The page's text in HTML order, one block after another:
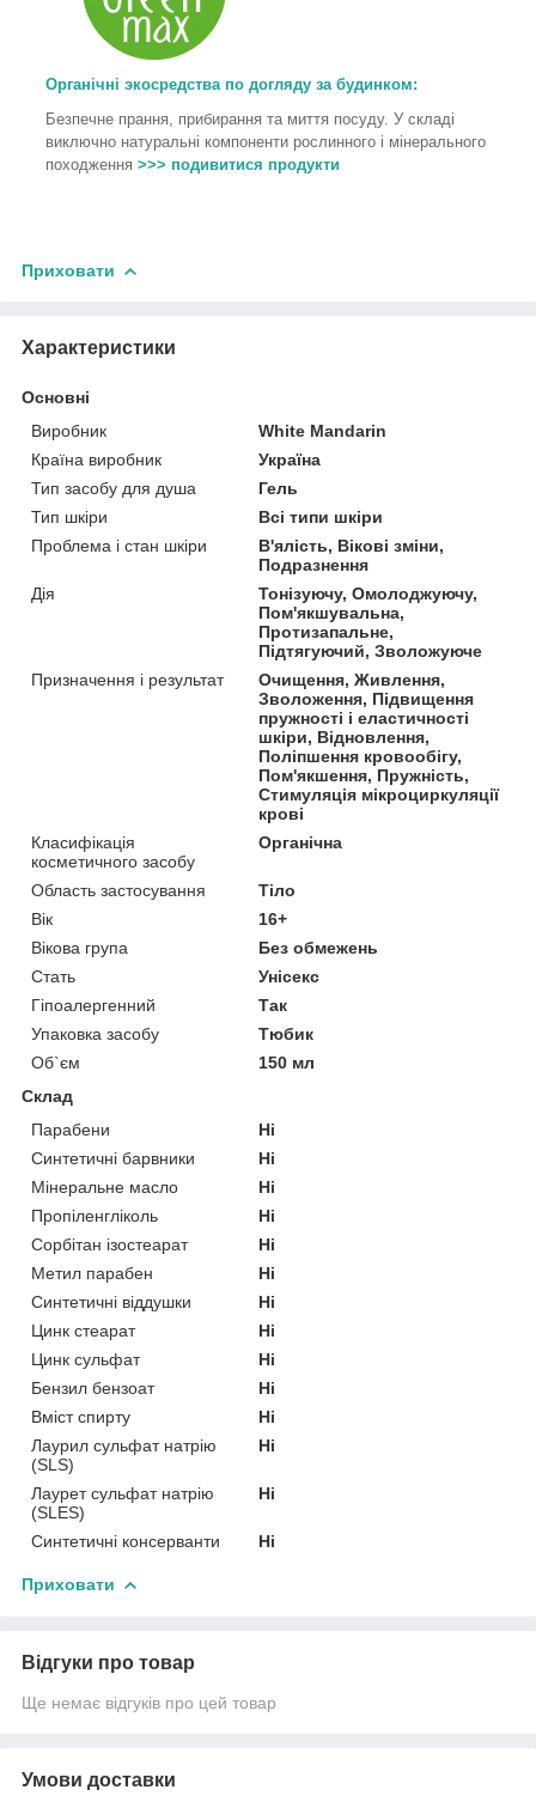
Органічні экосредства по догляду за будинком:
Безпечне прання, прибирання та миття посуду. У складі
виключно натуральні компоненти рослинного і мінерального
походження >>> подивитися продукти
Приховати
Характеристики
Основні
Виробник
White Mandarin
Країна виробник
Україна
Тип засобу для душа
Гель
Тип шкіри
Всі типи шкіри
Проблема і стан шкіри
В'ялість, Вікові зміни,
Подразнення
Дія
Тонізуючу, Омолоджуючу,
Пом'якшувальна,
Протизапальне,
Підтягуючий, Зволожуюче
Призначення і результат
Очищення, Живлення,
Зволоження, Підвищення
пружності і еластичності
шкіри, Відновлення,
Поліпшення кровообігу,
Пом'якшення, Пружність,
Стимуляція мікроциркуляції
крові
Класифікація
косметичного засобу
Органічна
Область застосування
Тіло
Вік
16+
Вікова група
Без обмежень
Стать
Унісекс
Гіпоалергенний
Так
Упаковка засобу
Тюбик
Об`єм
150 мл
Склад
Парабени
Ні
Синтетичні барвники
Ні
Мінеральне масло
Ні
Пропіленгліколь
Ні
Сорбітан ізостеарат
Ні
Метил парабен
Ні
Синтетичні віддушки
Ні
Цинк стеарат
Ні
Цинк сульфат
Ні
Бензил бензоат
Ні
Вміст спирту
Ні
Лаурил сульфат натрію
(SLS)
Ні
Лаурет сульфат натрію
(SLES)
Ні
Синтетичні консерванти Ні
Приховати
Відгуки про товар
Ще немає відгуків про цей товар
Умови доставки